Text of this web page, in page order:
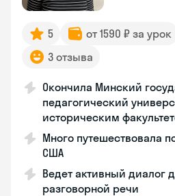
5 от 1590 ₽ за урок
3 отзыва
Окончила Минский
педагогический
историческим
Много путешествовала
США
Ведет активный диалог
разговорной речи